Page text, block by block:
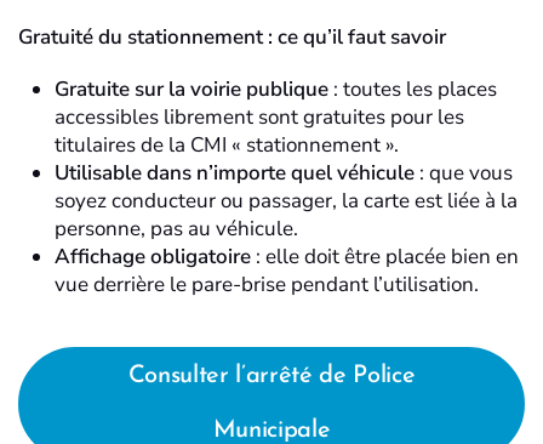
Gratuité du stationnement : ce qu’il faut savoir
Gratuite sur la voirie publique : toutes les places
accessibles librement sont gratuites pour les
titulaires de la CMI « stationnement ».
Utilisable dans n’importe quel véhicule : que vous
soyez conducteur ou passager, la carte est liée à la
personne, pas au véhicule.
Affichage obligatoire : elle doit être placée bien en
vue derrière le pare-brise pendant l’utilisation.
Consulter l’arrêté de Police
Municipale